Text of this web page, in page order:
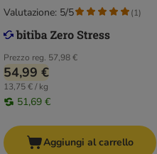
Prezzo reg. 57,98 €
54,99 €
13,75 € / kg
51,69 €
Valutazione: 5/5 (1)
Aggiungi al carrello